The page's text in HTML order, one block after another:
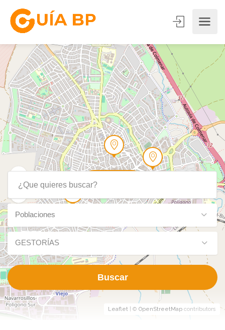
Leaflet | © OpenStreetMap contributors
Poblaciones
GESTORÍAS
Buscar
Show Map